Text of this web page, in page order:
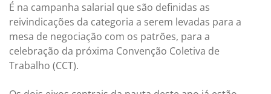
É na campanha salarial que são definidas as
reivindicações da categoria a serem levadas para a
mesa de negociação com os patrões, para a
celebração da próxima Convenção Coletiva de
Trabalho (CCT).